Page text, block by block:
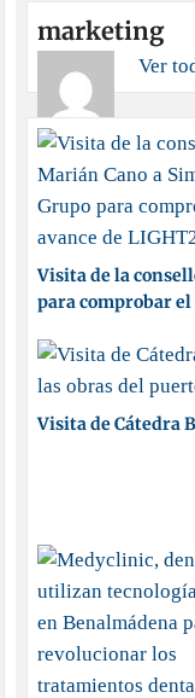
marketing
Ver
Visita de la
para comprobar el
Visita de Cátedra